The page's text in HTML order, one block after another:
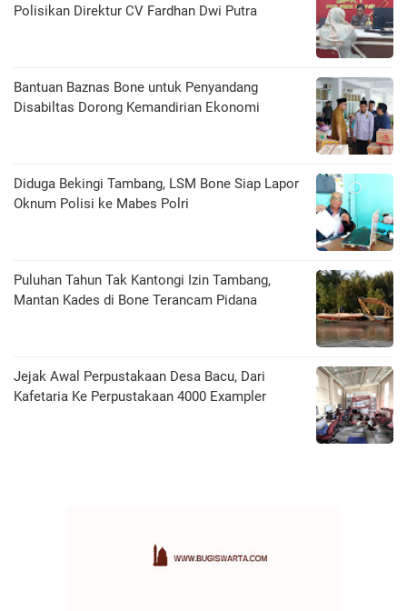
Polisikan Direktur CV Fardhan Dwi Putra
Bantuan Baznas Bone untuk Penyandang
Disabiltas Dorong Kemandirian Ekonomi
Diduga Bekingi Tambang, LSM Bone Siap Lapor
Oknum Polisi ke Mabes Polri
Puluhan Tahun Tak Kantongi Izin Tambang,
Mantan Kades di Bone Terancam Pidana
Jejak Awal Perpustakaan Desa Bacu, Dari
Kafetaria Ke Perpustakaan 4000 Exampler